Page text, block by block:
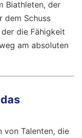
Biathleten, der
dem Schuss
die Fähigkeit
am absoluten
von Talenten, die